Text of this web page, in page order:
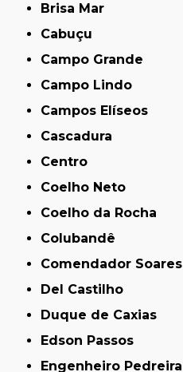
Brisa Mar
Cabuçu
Campo Grande
Campo Lindo
Campos Elíseos
Cascadura
Centro
Coelho Neto
Coelho da Rocha
Colubandê
Comendador Soares
Del Castilho
Duque de Caxias
Edson Passos
Engenheiro Pedreira